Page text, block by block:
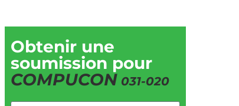
Obtenir une
soumission pour
COMPUCON 031-020